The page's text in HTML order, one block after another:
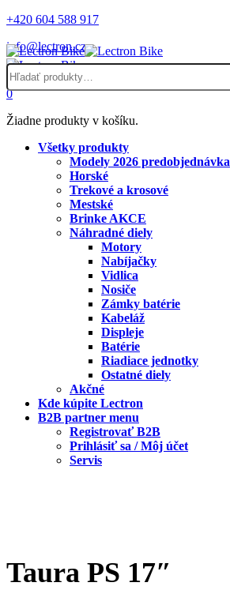
+420 604 588 917
info@lectron.cz
Hľadať:
Menu
0
Žiadne produkty v košíku.
Všetky produkty
Modely 2026 predobjednávka
Horské
Trekové a krosové
Mestské
Brinke AKCE
Náhradné diely
Motory
Nabíjačky
Vidlica
Nosiče
Zámky batérie
Kabeláž
Displeje
Batérie
Riadiace jednotky
Ostatné diely
Akčné
Kde kúpite Lectron
B2B partner menu
Registrovať B2B
Prihlásiť sa / Môj účet
Servis
Taura PS 17″